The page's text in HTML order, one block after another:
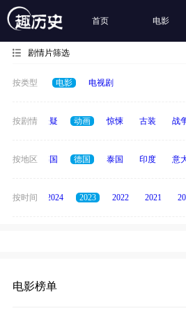
首页 电影
剧情片筛选
按类型 电影 电视剧
按剧情
家庭 悬疑 动画 惊悚 古装 战
按地区
日本 韩国 德国 泰国 印度 意
按时间
2025 2024 2023 2022 2021
电影榜单